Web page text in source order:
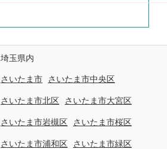
埼玉県内
さいたま市 さいたま市中央区
さいたま市北区 さいたま市大宮区
さいたま市岩槻区 さいたま市桜区
さいたま市浦和区 さいたま市緑区